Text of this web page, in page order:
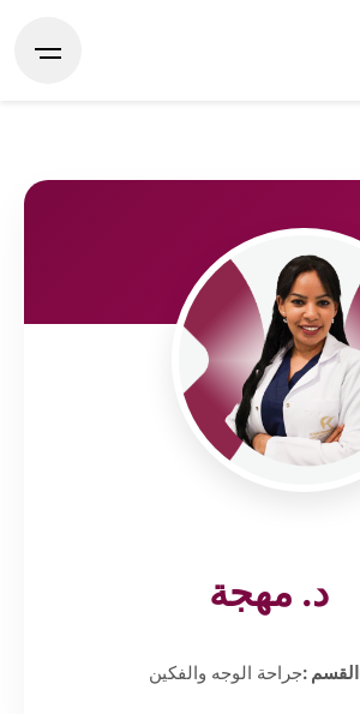
د. مهجة
القسم :جراحة الوجه والفكين